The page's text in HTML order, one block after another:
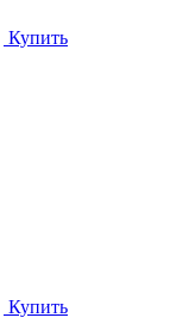
Купить
Купить